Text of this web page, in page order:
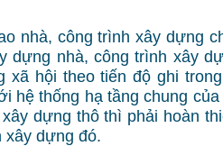
nhà, công trình xây dựng
dựng nhà, công trình xây
xã hội theo tiến độ ghi
hệ thống hạ tầng chung
dựng thô thì phải hoàn
xây dựng đó.